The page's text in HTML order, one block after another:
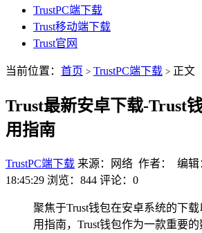
TrustPC端下载
Trust移动端下载
Trust官网
当前位置： 首页 > TrustPC端下载 > 正文
Trust最新安卓下载-Trust
用指南
TrustPC端下载 来源：网络 作者： 编辑
18:45:29 浏览：844 评论：0
聚焦于Trust钱包在安卓系统的下载
用指南，Trust钱包作为一款重要的